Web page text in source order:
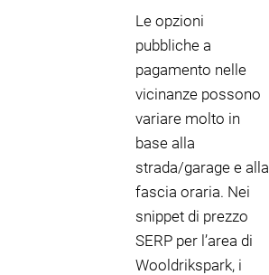
Le opzioni
pubbliche a
pagamento nelle
vicinanze possono
variare molto in
base alla
strada/garage e alla
fascia oraria. Nei
snippet di prezzo
SERP per l’area di
Wooldrikspark, i